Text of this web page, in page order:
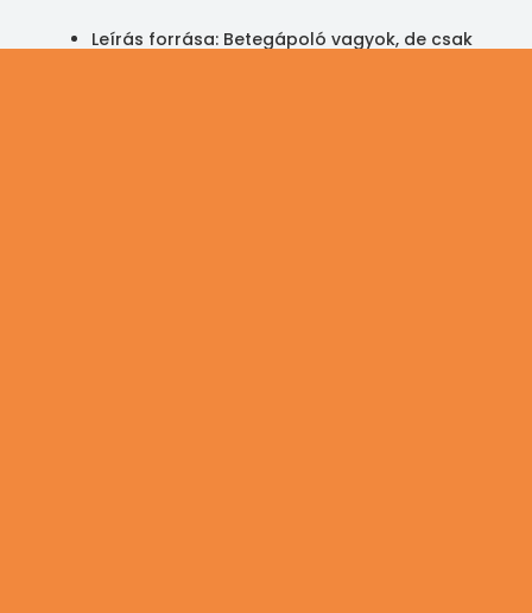
Leírás forrása: Betegápoló vagyok, de csak